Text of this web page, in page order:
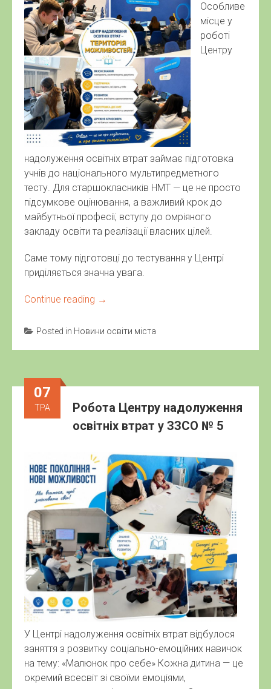
Особливе
місце у
роботі
Центру
надолуження освітніх втрат займає підготовка
учнів до національного мультипредметного
тесту. Для старшокласників НМТ — це не просто
підсумкове оцінювання, а важливий крок до
майбутньої професії, вступу до омріяного
закладу освіти та реалізації власних цілей.
Саме тому підготовці до тестування у Центрі
приділяється значна увага.
Continue reading →
Posted in Новини освіти міста
07
ТРА
Робота Центру надолуження
освітніх втрат у ЗЗСО № 5
У Центрі надолуження освітніх втрат відбулося
заняття з розвитку соціально-емоційних навичок
на тему: «Малюнок про себе» Кожна дитина — це
окремий всесвіт зі своїми емоціями,